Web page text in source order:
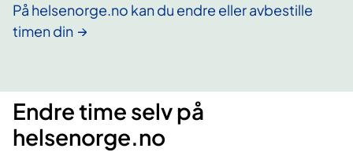
På helsenorge.no kan du endre eller avbestille
timen din
Endre time selv på
helsenorge.no